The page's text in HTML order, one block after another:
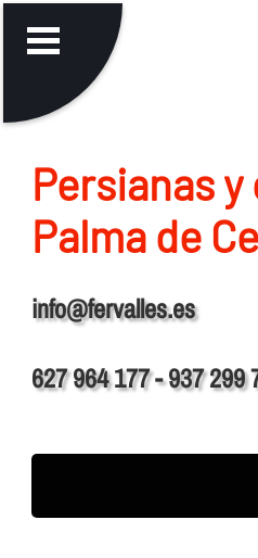
Persianas
Palma de
info@fervalles.es
627 964 177 - 937 299